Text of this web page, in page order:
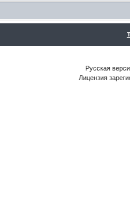
Русская
Лицензия